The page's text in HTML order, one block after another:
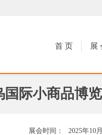
首 页 展
国际小商品博
展会时间：
2025年10